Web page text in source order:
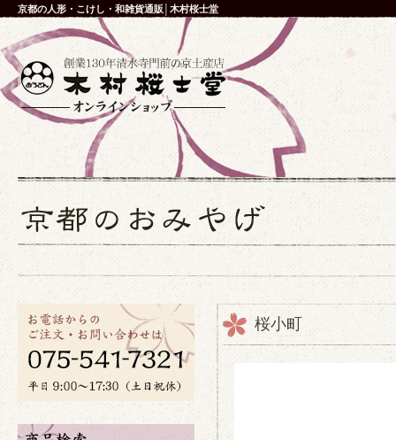
京都の人形・こけし・和雑貨通販│木村桜士堂
桜小町